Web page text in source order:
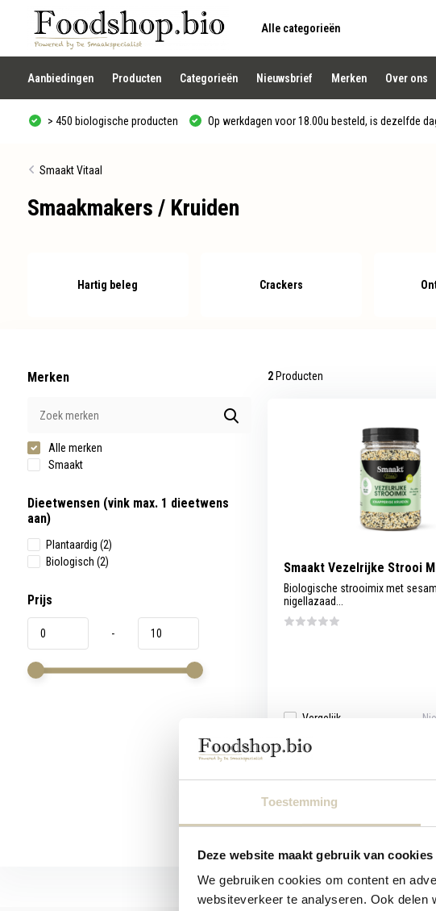
Toestemming
Deze website maakt gebruik van cookies
We gebruiken cookies om content en
websiteverkeer te analyseren. Ook
Alle categorieën
Gebruik
de
pijltjes
op
en
neer
een
te
selecteren.
op
Enter
zoekresultaat
werkt,
kunt
touch-
gebruiken.
Aanbiedingen Producten Categorieën Nieuwsbrief Merken Over ons
> 450 biologische producten Op werkdagen voor 18.00u besteld, is dezelfde
Smaakt Vitaal
Smaakmakers / Kruiden
Hartig beleg Crackers
Merken
Alle merken
Smaakt
Dieetwensen (vink max. 1 dieetwens
aan)
Plantaardig (2)
Biologisch (2)
Prijs
-
2Producten
Smaakt Vezelrijke Strooi
Biologische strooimix met
nigellazaad...
Vergelijk
5,59